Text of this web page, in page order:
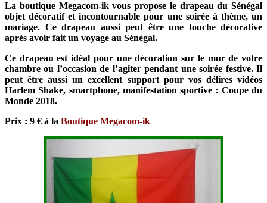
La boutique Megacom-ik vous propose le drapeau du Sénégal
objet décoratif et incontournable pour une soirée à thème, un
mariage. Ce drapeau aussi peut être une touche décorative
après avoir fait un voyage au Sénégal.
Ce drapeau est idéal pour une décoration sur le mur de votre
chambre ou l’occasion de l’agiter pendant une soirée festive. Il
peut être aussi un excellent support pour vos délires vidéos
Harlem Shake, smartphone, manifestation sportive : Coupe du
Monde 2018.
Prix : 9 € à la Boutique Megacom-ik